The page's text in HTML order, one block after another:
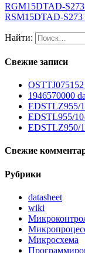
RGM15DTAD-S273
RSM15DTAD-S273
Найти:
Свежие записи
OSTTJ075152
1946570000
EDSTLZ955/
EDSTL955/
EDSTLZ950/
Свежие
Рубрики
datasheet
wiki
Микросхема